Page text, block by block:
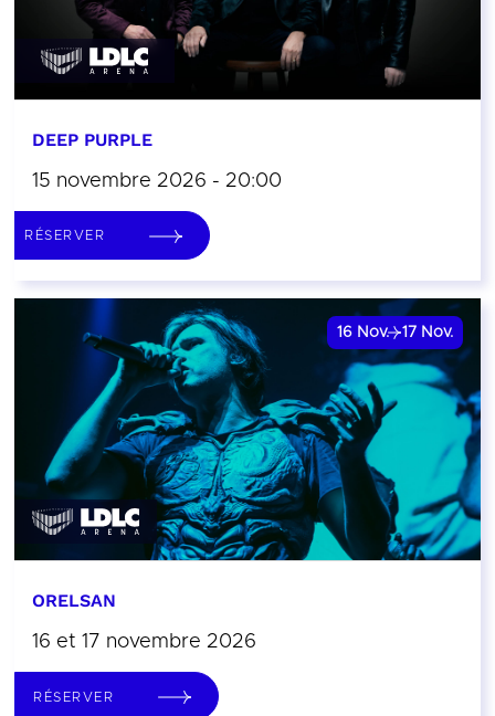
DEEP PURPLE
15 novembre 2026 - 20:00
RÉSERVER
16 Nov. 17 Nov.
ORELSAN
16 et 17 novembre 2026
RÉSERVER